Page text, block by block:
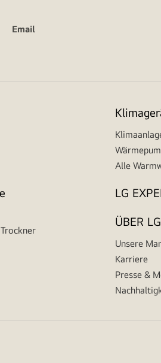
Email
Alle
LG
ÜBER LG
Unsere
Karriere
Presse &